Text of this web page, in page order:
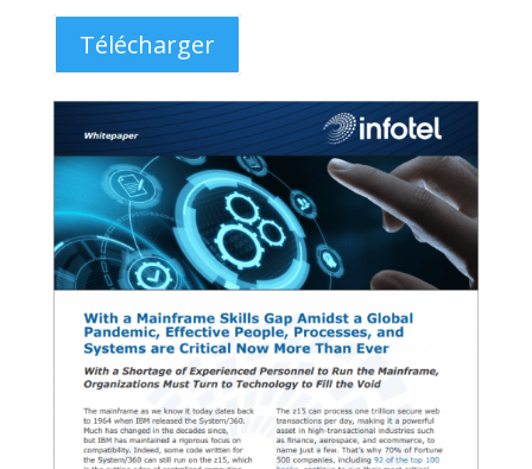
Apprenez à vous adapter à la pression que le DevOps
fait peser sur le mainframe en éliminant le fardeau de
la création d’environnements de test d’applications.
Télécharger